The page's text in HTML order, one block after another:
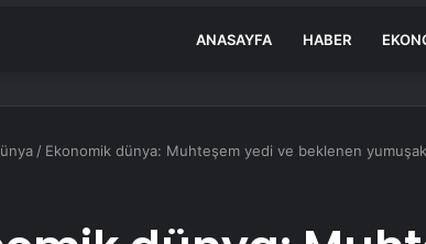
ANASAYFA HABER
/ Ekonomik dünya: Muhteşem yedi ve beklenen